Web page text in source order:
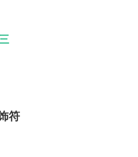
符